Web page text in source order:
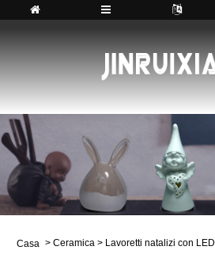
Casa > Ceramica > Lavoretti natalizi con LED